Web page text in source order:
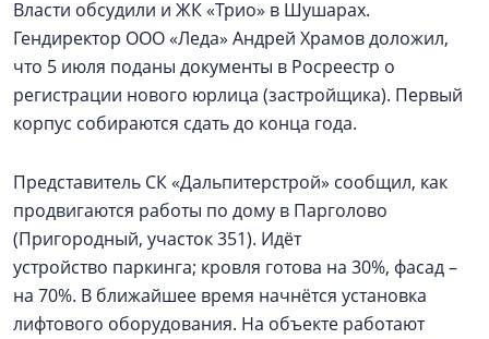
Власти обсудили и ЖК «Трио» в Шушарах.
Гендиректор ООО «Леда» Андрей Храмов доложил,
что 5 июля поданы документы в Росреестр о
регистрации нового юрлица (застройщика). Первый
корпус собираются сдать до конца года.
Представитель СК «Дальпитерстрой» сообщил, как
продвигаются работы по дому в Парголово
(Пригородный, участок 351). Идёт
устройство паркинга; кровля готова на 30%, фасад –
на 70%. В ближайшее время начнётся установка
лифтового оборудования. На объекте работают